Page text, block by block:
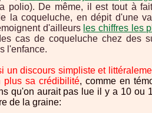
polio). De même, il est tout à
la coqueluche, en dépit d'une
d'ailleurs les chiffres les
cas de coqueluche chez des
l'enfance.
un discours simpliste et
plus sa crédibilité, comme en
qu'on aurait pas lue il y a 10 ou
de la graine: